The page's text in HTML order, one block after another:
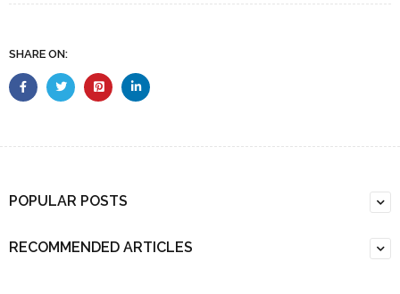
SHARE ON:
POPULAR POSTS
RECOMMENDED ARTICLES